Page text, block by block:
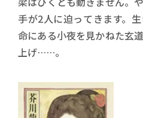
手が2人に迫ってきます。
命にある小夜を見かねた玄
上げ……。